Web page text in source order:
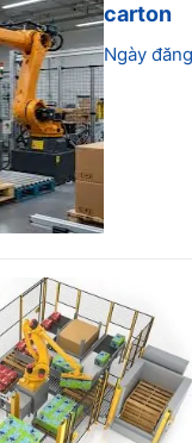
carton
Ngày